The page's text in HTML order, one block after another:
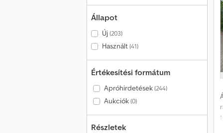
Állapot
Új(203)
Használt(41)
Értékesítési formátum
Apróhirdetések(244)
Aukciók(0)
Részletek